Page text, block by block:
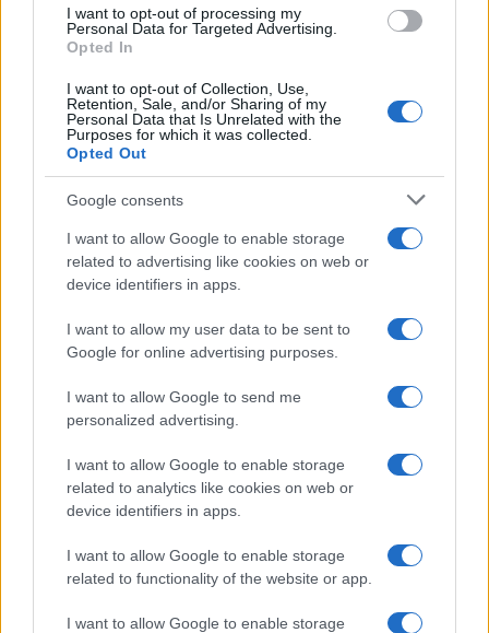
I want to opt-out of processing my
Personal Data for Targeted Advertising.
Opted In
I want to opt-out of Collection, Use,
Retention, Sale, and/or Sharing of my
Personal Data that Is Unrelated with the
Purposes for which it was collected.
Opted Out
Google consents
I want to allow Google to enable storage
related to advertising like cookies on web or
device identifiers in apps.
I want to allow my user data to be sent to
Google for online advertising purposes.
I want to allow Google to send me
personalized advertising.
I want to allow Google to enable storage
related to analytics like cookies on web or
device identifiers in apps.
I want to allow Google to enable storage
related to functionality of the website or app.
I want to allow Google to enable storage